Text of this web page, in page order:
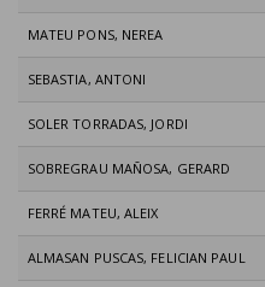
MATEU PONS, NEREA
SEBASTIA, ANTONI
SOLER TORRADAS, JORDI
SOBREGRAU MAÑOSA, GERARD
FERRÉ MATEU, ALEIX
ALMASAN PUSCAS, FELICIAN PAUL